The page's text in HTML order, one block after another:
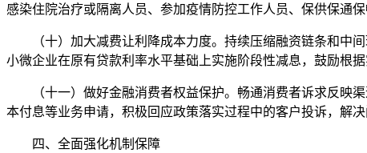
感染住院治疗或隔离人员、参加疫情防控工作人员、保供保通
（十）加大减费让利降成本力度。持续压缩融资链条和中间
小微企业在原有贷款利率水平基础上实施阶段性减息，鼓励根
（十一）做好金融消费者权益保护。畅通消费者诉求反映渠
本付息等业务申请，积极回应政策落实过程中的客户投诉，解
四、全面强化机制保障